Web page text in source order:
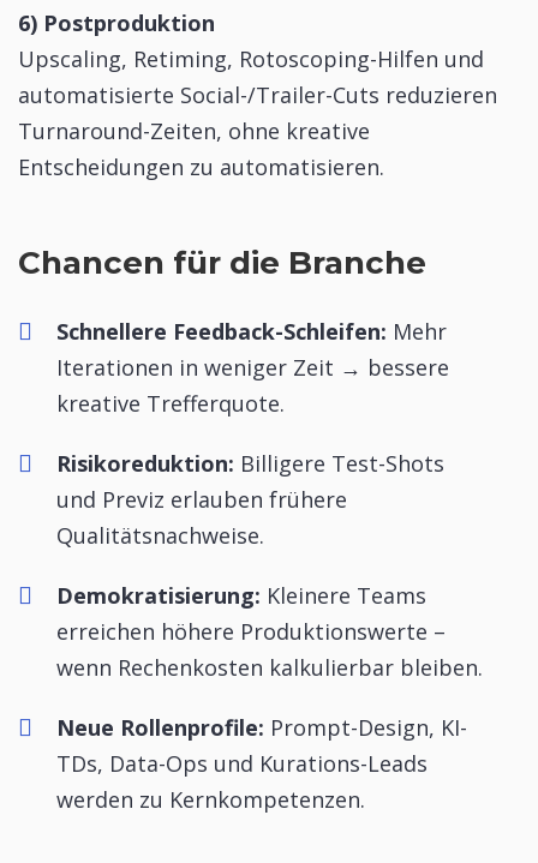
6) Postproduktion
Upscaling, Retiming, Rotoscoping-Hilfen und
automatisierte Social-/Trailer-Cuts reduzieren
Turnaround-Zeiten, ohne kreative
Entscheidungen zu automatisieren.
Chancen für die Branche
Schnellere Feedback-Schleifen: Mehr
Iterationen in weniger Zeit → bessere
kreative Trefferquote.
Risikoreduktion: Billigere Test-Shots
und Previz erlauben frühere
Qualitätsnachweise.
Demokratisierung: Kleinere Teams
erreichen höhere Produktionswerte –
wenn Rechenkosten kalkulierbar bleiben.
Neue Rollenprofile: Prompt-Design, KI-
TDs, Data-Ops und Kurations-Leads
werden zu Kernkompetenzen.